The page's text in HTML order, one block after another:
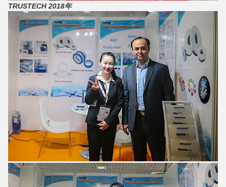
TRUSTECH 2018年